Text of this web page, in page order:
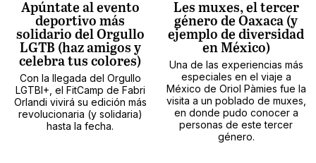
Apúntate al evento
deportivo más
solidario del Orgullo
LGTB (haz amigos y
celebra tus colores)
Con la llegada del Orgullo
LGTBI+, el FitCamp de Fabri
Orlandi vivirá su edición más
revolucionaria (y solidaria)
hasta la fecha.
Les muxes, el tercer
género de Oaxaca (y
ejemplo de diversidad
en México)
Una de las experiencias más
especiales en el viaje a
México de Oriol Pàmies fue la
visita a un poblado de muxes,
en donde pudo conocer a
personas de este tercer
género.